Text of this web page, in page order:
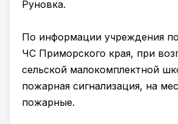
Руновка.
По информации учреждения
ЧС Приморского края, при
сельской малокомплектной
пожарная сигнализация, на
пожарные.